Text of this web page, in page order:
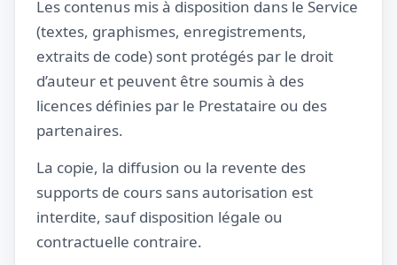
Les contenus mis à disposition dans le Service
(textes, graphismes, enregistrements,
extraits de code) sont protégés par le droit
d’auteur et peuvent être soumis à des
licences définies par le Prestataire ou des
partenaires.
La copie, la diffusion ou la revente des
supports de cours sans autorisation est
interdite, sauf disposition légale ou
contractuelle contraire.